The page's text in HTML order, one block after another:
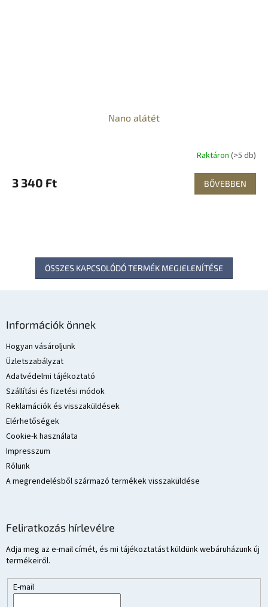
Nano alátét
Raktáron (>5 db)
3 340 Ft BŐVEBBEN
ÖSSZES KAPCSOLÓDÓ TERMÉK MEGJELENÍTÉSE
Információk önnek
Hogyan vásároljunk
Üzletszabályzat
Adatvédelmi tájékoztató
Szállítási és fizetési módok
Reklamációk és visszaküldések
Elérhetőségek
Cookie-k használata
Impresszum
Rólunk
A megrendelésből származó termékek visszaküldése
Feliratkozás hírlevélre
Adja meg az e-mail címét, és mi tájékoztatást küldünk webáruházunk új
termékeiről.
E-mail